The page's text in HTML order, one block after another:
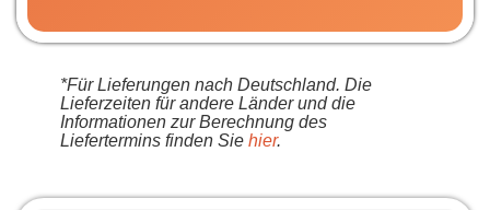
*Für Lieferungen nach Deutschland. Die
Lieferzeiten für andere Länder und die
Informationen zur Berechnung des
Liefertermins finden Sie hier.